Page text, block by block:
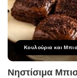
Κουλούρια και
Νηστίσιμα